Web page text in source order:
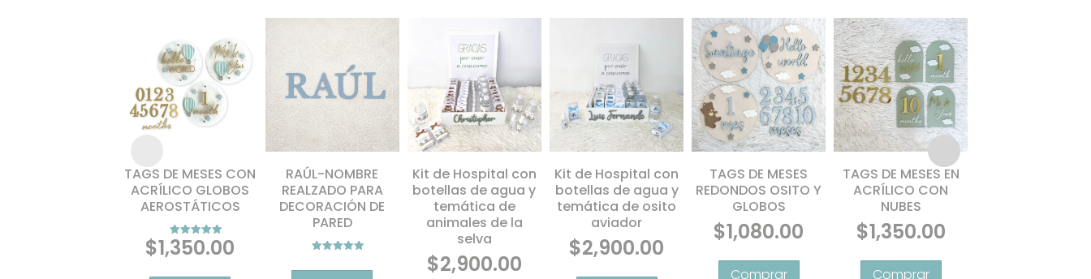
TAGS DE MESES CON
ACRÍLICO GLOBOS
AEROSTÁTICOS
Valorado con
5.00
$1,350.00
RAÚL-NOMBRE
REALZADO PARA
DECORACIÓN DE
PARED
5.00
Kit de Hospital con
botellas de agua y
temática de
animales de la
selva
$2,900.00
Kit de Hospital con
botellas de agua y
temática de osito
aviador
$2,900.00
TAGS DE MESES
REDONDOS OSITO Y
GLOBOS
$1,080.00
TAGS DE MESES EN
ACRÍLICO CON
NUBES
$1,350.00